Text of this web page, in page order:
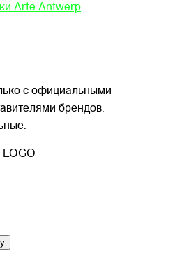
Arte Antwerp
с официальными
брендов.
LOGO